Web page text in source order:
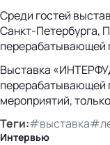
Среди гостей
Санкт-Петербурга,
перерабатывающей
Выставка
перерабатывающей
мероприятий,
Теги:#выставка
Интервью